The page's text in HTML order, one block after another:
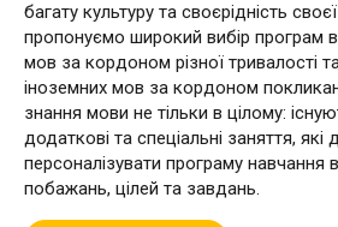
багату культуру та своєрідність
пропонуємо широкий вибір програм
мов за кордоном різної тривалості
іноземних мов за кордоном
знання мови не тільки в цілому:
додаткові та спеціальні заняття, які
персоналізувати програму навчання
побажань, цілей та завдань.